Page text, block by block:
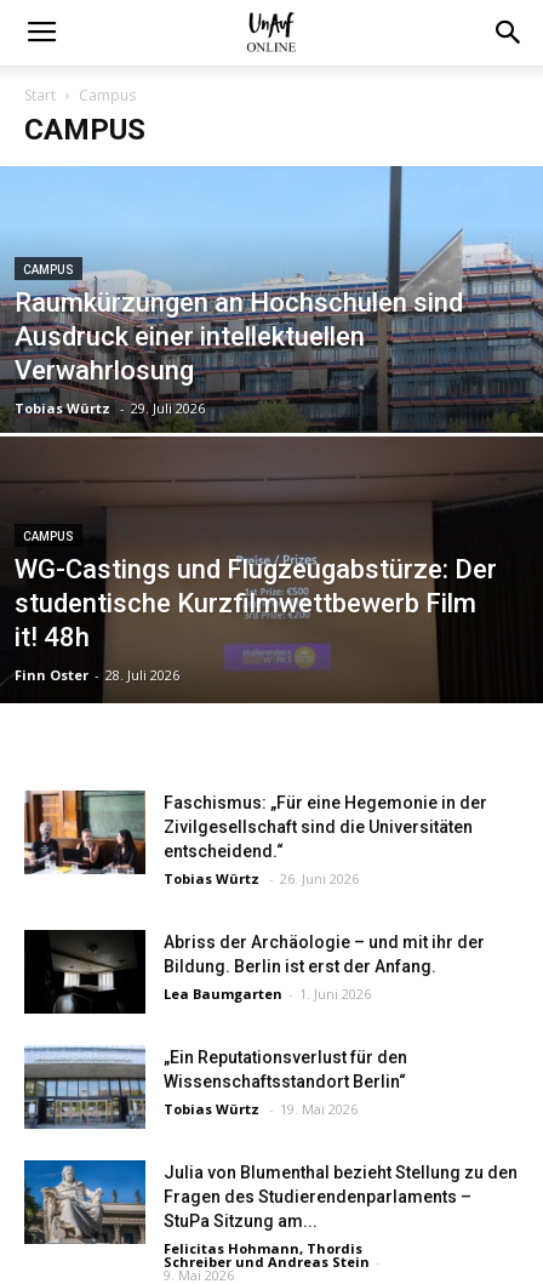
Start Campus
CAMPUS
CAMPUS
Raumkürzungen an Hochschulen sind
Ausdruck einer intellektuellen
Verwahrlosung
Tobias Würtz - 29. Juli 2026
CAMPUS
WG-Castings und Flugzeugabstürze: Der
studentische Kurzfilmwettbewerb Film
it! 48h
Finn Oster - 28. Juli 2026
Faschismus: „Für eine Hegemonie in der
Zivilgesellschaft sind die Universitäten
entscheidend.“
Tobias Würtz - 26. Juni 2026
Abriss der Archäologie – und mit ihr der
Bildung. Berlin ist erst der Anfang.
Lea Baumgarten - 1. Juni 2026
„Ein Reputationsverlust für den
Wissenschaftsstandort Berlin“
Tobias Würtz - 19. Mai 2026
Julia von Blumenthal bezieht Stellung zu den
Fragen des Studierendenparlaments –
StuPa Sitzung am...
Felicitas Hohmann, Thordis
Schreiber und Andreas Stein -
9. Mai 2026